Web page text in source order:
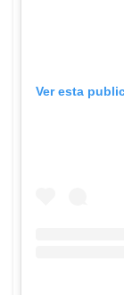
Ver esta